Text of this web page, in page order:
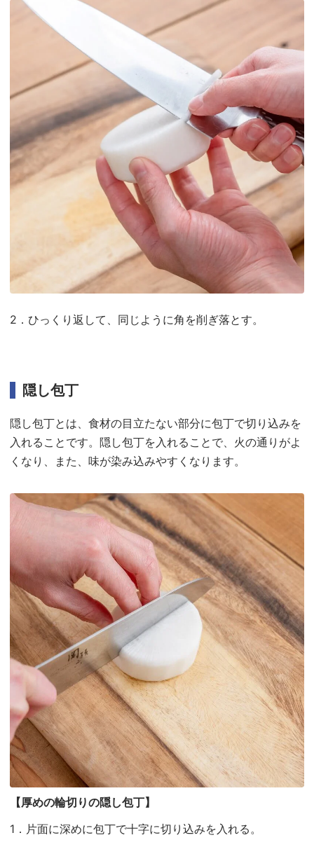
2．ひっくり返して、同じように角を削ぎ落とす。
隠し包丁
隠し包丁とは、食材の目立たない部分に包丁で切り込みを
入れることです。隠し包丁を入れることで、火の通りがよ
くなり、また、味が染み込みやすくなります。
【厚めの輪切りの隠し包丁】
1．片面に深めに包丁で十字に切り込みを入れる。